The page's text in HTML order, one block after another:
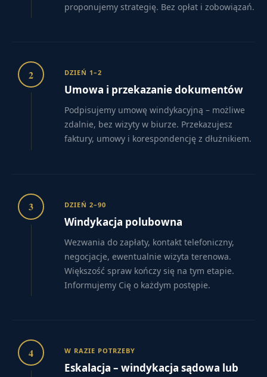
proponujemy strategię. Bez opłat i zobowiązań.
2 DZIEŃ 1–2
Umowa i przekazanie dokumentów
Podpisujemy umowę windykacyjną – możliwe
zdalnie, bez wizyty w biurze. Przekazujesz
faktury, umowy i korespondencję z dłużnikiem.
3 DZIEŃ 2–90
Windykacja polubowna
Wezwania do zapłaty, kontakt telefoniczny,
negocjacje, ewentualnie wizyta terenowa.
Większość spraw kończy się na tym etapie.
Informujemy Cię o każdym postępie.
4 W RAZIE POTRZEBY
Eskalacja – windykacja sądowa lub